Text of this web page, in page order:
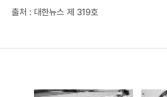
출처 : 대한뉴스 제 319호